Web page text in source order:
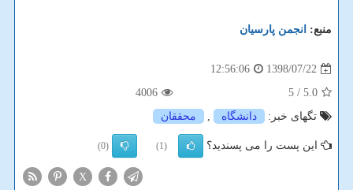
منبع: انجمن پارسیان
1398/07/22
12:56:06
5.0
/ 5
4006
تگهای خبر:
دانشگاه , محققان
این پست را می پسندید؟ (1)
(0)
X